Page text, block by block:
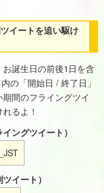
イートを追い駆け
誕生日の前後1日を含
の「開始日 / 終了日」
間のフライングツイ
るよ！
ングツイート）
イート）